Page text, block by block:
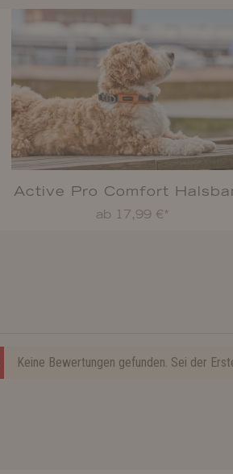
Active Pro Comfort
ab 17,99 €*
Keine Bewertungen gefunden. Sei der